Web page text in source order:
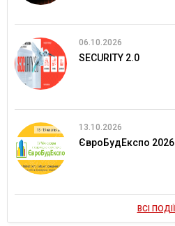
06.10.2026
SECURITY 2.0
13.10.2026
ЄвроБудЕкспо 2026
ВСІ ПОДІЇ